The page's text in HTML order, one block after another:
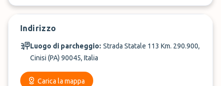
Indirizzo
Luogo di parcheggio: Strada Statale 113 Km. 290.900,
Cinisi (PA) 90045, Italia
Carica la mappa